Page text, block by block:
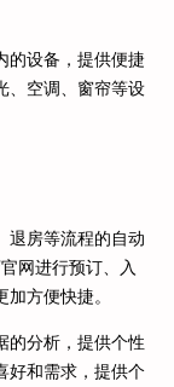
的设备，提供便捷
、空调、窗帘等设
退房等流程的自动
网进行预订、入
方便快捷。
的分析，提供个性
好和需求，提供个